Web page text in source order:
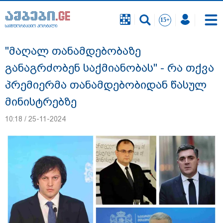
საინფორმაციო პორტალი
გიგა ავალიანის საქმეზე ნია იმნაძეს და
ანასტასია ბერუაშვილს ბრალდება
წარუდგინეს
საინფორმაციო პორტალი
"მაღალ თანამდებობაზე
განაგრძობენ საქმიანობას" - რა თქვა
პრემიერმა თანამდებობიდან წასულ
მინისტრებზე
10:18 / 25-11-2024